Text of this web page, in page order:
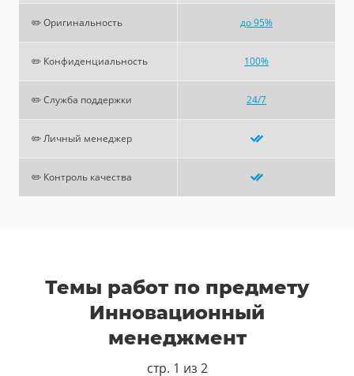
✏️ Оригинальность до 95%
✏️ Конфиденциальность 100%
✏️ Служба поддержки 24/7
✏️ Личный менеджер
✏️ Контроль качества
Темы работ по предмету
Инновационный
менеджмент
стр. 1 из 2